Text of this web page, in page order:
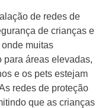
de redes de
de crianças e
muitas
para áreas elevadas,
e os pets estejam
redes de proteção
que as crianças